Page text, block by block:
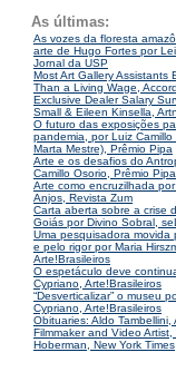
As últimas:
As vozes da floresta
arte de Hugo Fortes por
Jornal da USP
Most Art Gallery Assistants
Than a Living Wage,
Exclusive Dealer Salary
Small & Eileen Kinsella,
O futuro das exposições
pandemia, por Luiz Camillo
Marta Mestre), Prêmio Pipa
Arte e os desafios do
Camillo Osorio, Prêmio Pipa
Arte como encruzilhada
Anjos, Revista Zum
Carta aberta sobre a crise
Goiás por Divino Sobral,
Uma pesquisadora movida
e pelo rigor por Maria
Arte!Brasileiros
O espetáculo deve
Cypriano, Arte!Brasileiros
“Desverticalizar” o museu
Cypriano, Arte!Brasileiros
Obituaries: Aldo Tambellini,
Filmmaker and Video
Hoberman, New York Times